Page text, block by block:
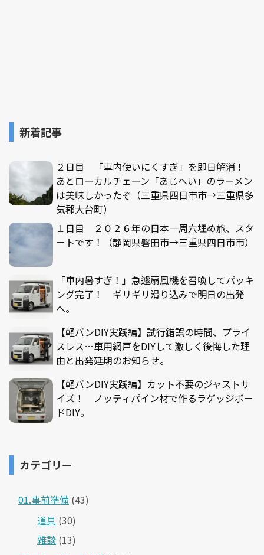
新着記事
２日目 「車内使いにくすぎ」を即日解消！
あとローカルチェーン「あじへい」のラーメン
は美味しかったぞ（三重県四日市市→三重県多
気郡大台町）
１日目 ２０２６年の日本一周穴埋め旅、スタ
ートです！（静岡県磐田市→三重県四日市市）
「車内暑すぎ！」急遽扇風機を召喚してパッキ
ング完了！ ギリギリ滑り込みで明日の出発
へ。
【軽バンDIY実践編】試行錯誤の時間、プライ
スレス…車用網戸をDIYして激しく後悔した理
由と出発延期のお知らせ。
【軽バンDIY実践編】カット不要のジャストサ
イズ！ ノッティパイン材で作るラゲッジボー
ドDIY。
カテゴリー
01.事前準備 (43)
道具 (30)
雑談 (13)